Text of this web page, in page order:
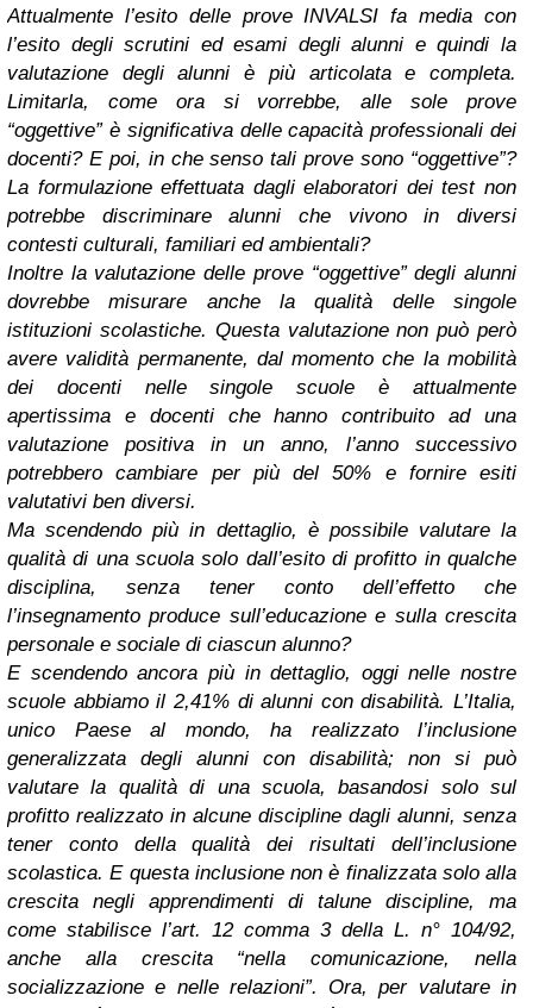
Attualmente l’esito delle prove INVALSI fa media con
l’esito degli scrutini ed esami degli alunni e quindi la
valutazione degli alunni è più articolata e completa.
Limitarla, come ora si vorrebbe, alle sole prove
“oggettive” è significativa delle capacità professionali dei
docenti? E poi, in che senso tali prove sono “oggettive”?
La formulazione effettuata dagli elaboratori dei test non
potrebbe discriminare alunni che vivono in diversi
contesti culturali, familiari ed ambientali?
Inoltre la valutazione delle prove “oggettive” degli alunni
dovrebbe misurare anche la qualità delle singole
istituzioni scolastiche. Questa valutazione non può però
avere validità permanente, dal momento che la mobilità
dei docenti nelle singole scuole è attualmente
apertissima e docenti che hanno contribuito ad una
valutazione positiva in un anno, l’anno successivo
potrebbero cambiare per più del 50% e fornire esiti
valutativi ben diversi.
Ma scendendo più in dettaglio, è possibile valutare la
qualità di una scuola solo dall’esito di profitto in qualche
disciplina, senza tener conto dell’effetto che
l’insegnamento produce sull’educazione e sulla crescita
personale e sociale di ciascun alunno?
E scendendo ancora più in dettaglio, oggi nelle nostre
scuole abbiamo il 2,41% di alunni con disabilità. L’Italia,
unico Paese al mondo, ha realizzato l’inclusione
generalizzata degli alunni con disabilità; non si può
valutare la qualità di una scuola, basandosi solo sul
profitto realizzato in alcune discipline dagli alunni, senza
tener conto della qualità dei risultati dell’inclusione
scolastica. E questa inclusione non è finalizzata solo alla
crescita negli apprendimenti di talune discipline, ma
come stabilisce l’art. 12 comma 3 della L. n° 104/92,
anche alla crescita “nella comunicazione, nella
socializzazione e nelle relazioni”. Ora, per valutare in